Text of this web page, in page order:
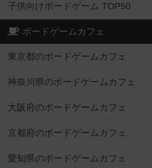
子供向けボードゲーム TOP50
ボードゲームカフェ
東京都のボードゲームカフェ
神奈川県のボードゲームカフェ
大阪府のボードゲームカフェ
京都府のボードゲームカフェ
愛知県のボードゲームカフェ